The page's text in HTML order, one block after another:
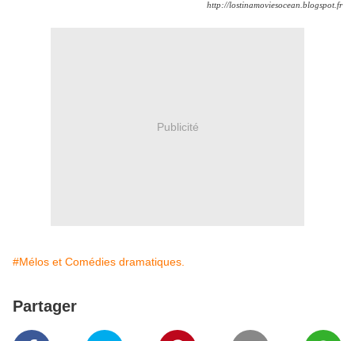
http://lostinamoviesocean.blogspot.fr
Publicité
#Mélos et Comédies dramatiques.
Partager